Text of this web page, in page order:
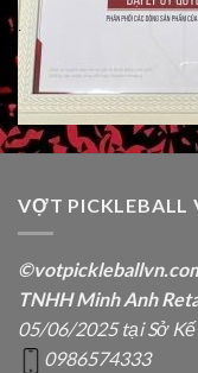
VỢT PICKLEBALL
TNHH Minh Anh
05/06/2025 tại Sở
0986574333